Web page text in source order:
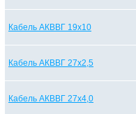
Кабель АКВВГ 19х10
Кабель АКВВГ 27х2,5
Кабель АКВВГ 27х4,0